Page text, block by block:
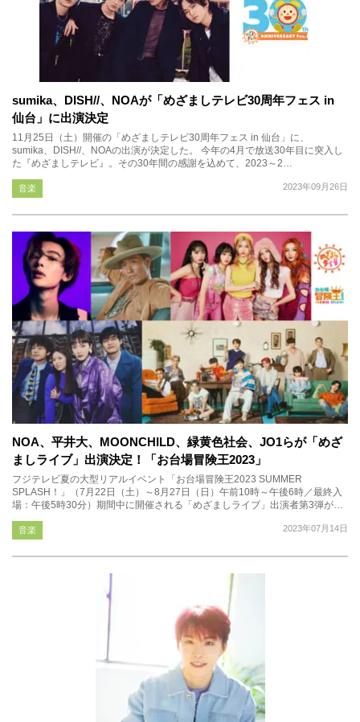
sumika、DISH//、NOAが「めざましテレビ30周年フェス in
仙台」に出演決定
11月25日（土）開催の「めざましテレビ30周年フェス in 仙台」に、
sumika、DISH//、NOAの出演が決定した。 今年の4月で放送30年目に突入し
た『めざましテレビ』。その30年間の感謝を込めて、2023～2…
2023年09月26日
音楽
NOA、平井大、MOONCHILD、緑黄色社会、JO1らが「めざ
ましライブ」出演決定！「お台場冒険王2023」
フジテレビ夏の大型リアルイベント「お台場冒険王2023 SUMMER
SPLASH！」（7月22日（土）～8月27日（日）午前10時～午後6時／最終入
場：午後5時30分）期間中に開催される「めざましライブ」出演者第3弾が…
2023年07月14日
音楽